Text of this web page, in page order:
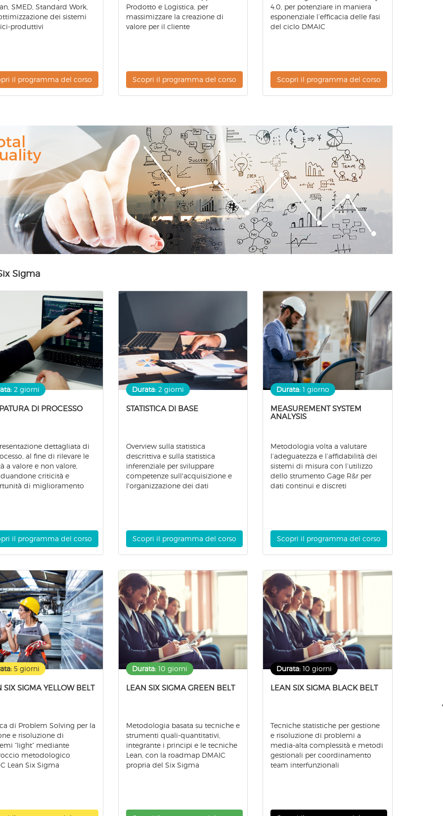
SMED, Standard Work,
dei sistemi
produttivi
il programma del corso
Prodotto e Logistica, per
massimizzare la creazione di
valore per il cliente
Scopri il programma del corso
4.0, per potenziare in maniera
esponenziale l’efficacia delle fasi
del ciclo DMAIC
Scopri il programma del corso
Sigma
2 giorni
DI PROCESSO
dettagliata di
al fine di rilevare le
a valore e non valore,
criticità e
di miglioramento
il programma del corso
Durata:2 giorni
STATISTICA DI BASE
Overview sulla statistica
descrittiva e sulla statistica
inferenziale per sviluppare
competenze sull'acquisizione e
l'organizzazione dei dati
Scopri il programma del corso
Durata: 1 giorno
MEASUREMENT SYSTEM
ANALYSIS
Metodologia volta a valutare
l’adeguatezza e l’affidabilità dei
sistemi di misura con l’utilizzo
dello strumento Gage R&r per
dati continui e discreti
Scopri il programma del corso
5 giorni
SIX SIGMA YELLOW BELT
di Problem Solving per la
e risoluzione di
“light” mediante
metodologico
Lean Six Sigma
Durata:10 giorni
LEAN SIX SIGMA GREEN BELT
Metodologia basata su tecniche e
strumenti quali-quantitativi,
integrante i principi e le tecniche
Lean, con la roadmap DMAIC
propria del Six Sigma
Durata: 10 giorni
LEAN SIX SIGMA BLACK BELT​
Tecniche statistiche per gestione
e risoluzione di problemi a
media-alta complessità e metodi
gestionali per coordinamento
team interfunzionali